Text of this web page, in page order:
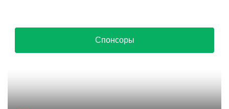
Спонсоры